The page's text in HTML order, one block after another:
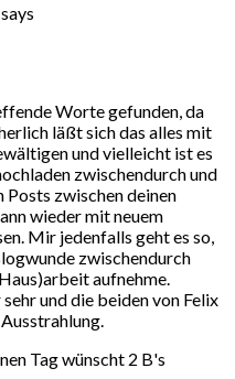
says
Worte gefunden, da
läßt sich das alles mit
und vielleicht ist es
zwischendurch und
Posts zwischen deinen
wieder mit neuem
Mir jedenfalls geht es so,
zwischendurch
aufnehme.
und die beiden von Felix
Tag wünscht 2 B's